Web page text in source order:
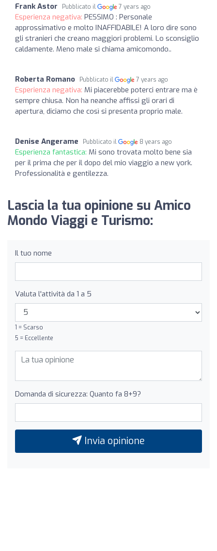
Frank Astor Pubblicato il 7 years ago
Esperienza negativa: PESSIMO : Personale
approssimativo e molto INAFFIDABILE! A loro dire sono
gli stranieri che creano maggiori problemi. Lo sconsiglio
caldamente. Meno male si chiama amicomondo..
Roberta Romano Pubblicato il 7 years ago
Esperienza negativa: Mi piacerebbe poterci entrare ma è
sempre chiusa. Non ha neanche affissi gli orari di
apertura, diciamo che così si presenta proprio male.
Denise Angerame Pubblicato il 8 years ago
Esperienza fantastica: Mi sono trovata molto bene sia
per il prima che per il dopo del mio viaggio a new york.
Professionalità e gentilezza.
Lascia la tua opinione su Amico
Mondo Viaggi e Turismo:
Il tuo nome
Valuta l'attività da 1 a 5
1 = Scarso
5 = Eccellente
Domanda di sicurezza: Quanto fa 8+9?
Invia opinione